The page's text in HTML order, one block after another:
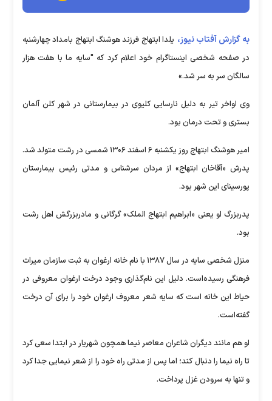
به گزارش آفتاب نیوز، یلدا ابتهاج فرزند هوشنگ ابتهاج بامداد چهارشنبه
در صفحه شخصی اینستاگرام خود اعلام کرد که "سایه ما با هفت هزار
سالگان سر به سر شد.»
وی اواخر تیر به دلیل نارسایی کلیوی در بیمارستانی در شهر کلن آلمان
بستری و تحت درمان بود.
امیر هوشنگ ابتهاج روز یکشنبه ۶ اسفند ۱۳۰۶ شمسی در رشت متولد شد.
پدرش «آقاخان ابتهاج» از مردان سرشناس و مدتی رئیس بیمارستان
پورسینای این شهر بود.
پدربزرگ او یعنی «ابراهیم ابتهاج الملک» گرگانی و مادربزرگش اهل رشت
بود.
منزل شخصی سایه در سال ۱۳۸۷ با نام خانه ارغوان به ثبت سازمان میراث
فرهنگی رسیده‌است. دلیل این نام‌گذاری وجود درخت ارغوان معروفی در
حیاط این خانه است که سایه شعر معروف ارغوان خود را برای آن درخت
گفته‌است.
او هم مانند دیگران شاعران معاصر نیما همچون شهریار در ابتدا سعی کرد
تا راه نیما را دنبال کند؛ اما پس از مدتی راه خود را از شعر نیمایی جدا کرد
و تنها به سرودن غزل پرداخت.